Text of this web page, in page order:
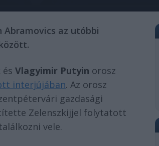
az utóbbi
Vlagyimir Putyin orosz
interjújában. Az orosz
gazdasági
Zelenszkijjel folytatott
vele.